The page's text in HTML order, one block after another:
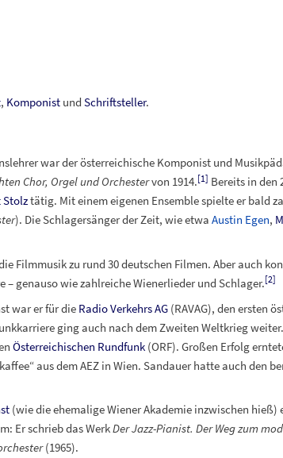
, Komponistund Schriftsteller.
war der österreichische Komponist und
Chor, Orgel und Orchestervon 1914.[1] Bereits in den
Stolztätig. Mit einem eigenen Ensemble spielte er bald
). Die Schlagersänger der Zeit, wie etwa Austin Egen,
Filmmusik zu rund 30 deutschen Filmen. Aber auch
genauso wie zahlreiche Wienerlieder und Schlager.[2]
war er für die Radio Verkehrs AG(RAVAG), den ersten
ging auch nach dem Zweiten Weltkrieg
Österreichischen Rundfunk(ORF). Großen Erfolg
aus dem AEZ in Wien. Sandauer hatte auch den
(wie die ehemalige Wiener Akademie inzwischen hieß)
Er schrieb das WerkDer Jazz-Pianist. Der Weg zum
(1965).